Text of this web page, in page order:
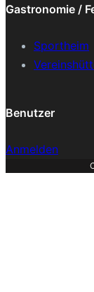
Gastronomie /
Sportheim
Benutzer
Anmelden